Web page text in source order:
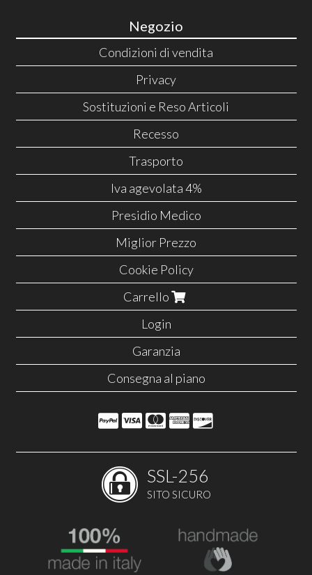
Negozio
Condizioni di vendita
Privacy
Sostituzioni e Reso Articoli
Recesso
Trasporto
Iva agevolata 4%
Presidio Medico
Miglior Prezzo
Cookie Policy
Carrello
Login
Garanzia
Consegna al piano
SSL-256
SITO SICURO